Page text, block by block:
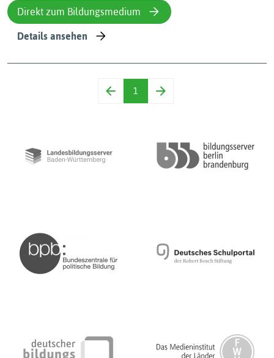
Direkt zum Bildungsmedium
Details ansehen
1